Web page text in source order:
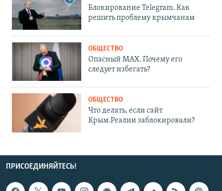
Блокирование Telegram. Как
решить проблему крымчанам
ОБЩЕСТВО
Опасный MAX. Почему его
следует избегать?
ОБЩЕСТВО
Что делать, если сайт
Крым.Реалии заблокировали?
ПРИСОЕДИНЯЙТЕСЬ!